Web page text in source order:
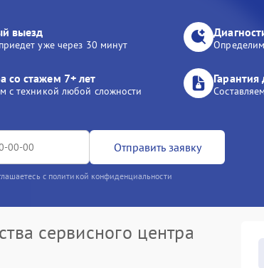
выезд
уже через 30 минут
со стажем 7+ лет
с техникой любой сложности
Отправить заявку
с политикой конфиденциальности
сервисного центра